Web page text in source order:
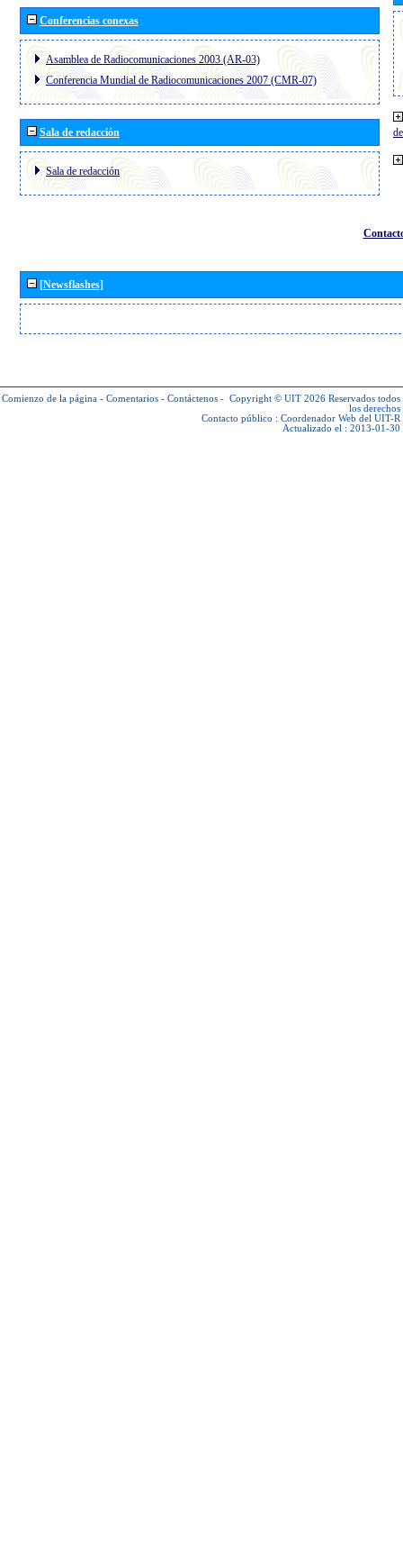
Conferencias conexas
Asamblea de Radiocomunicaciones 2003 (AR-03)
Conferencia Mundial de Radiocomunicaciones 2007 (CMR-07)
Sala de redacción
Sala de redacción
[Newsflashes]
Comienzo de la página - Comentarios - Contáctenos - Copyright © UIT 2026 Reservados todos
los derechos
Contacto público : Coordenador Web del UIT-R
Actualizado el : 2013-01-30